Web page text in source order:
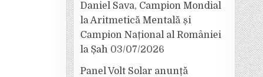
Daniel Sava, Campion Mondial
la Aritmetică Mentală și
Campion Național al României
la Șah 03/07/2026
Panel Volt Solar anunță